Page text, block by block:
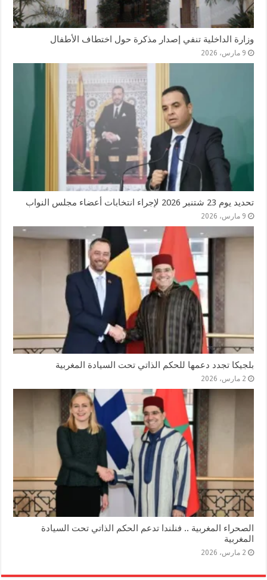
وزارة الداخلية تنفي إصدار مذكرة حول اختطاف الأطفال
9 مارس، 2026
تحديد يوم 23 شتنبر 2026 لإجراء انتخابات أعضاء مجلس النواب
9 مارس، 2026
بلجيكا تجدد دعمها للحكم الذاتي تحت السيادة المغربية
2 مارس، 2026
الصحراء المغربية .. فنلندا تدعم الحكم الذاتي تحت السيادة
المغربية
2 مارس، 2026